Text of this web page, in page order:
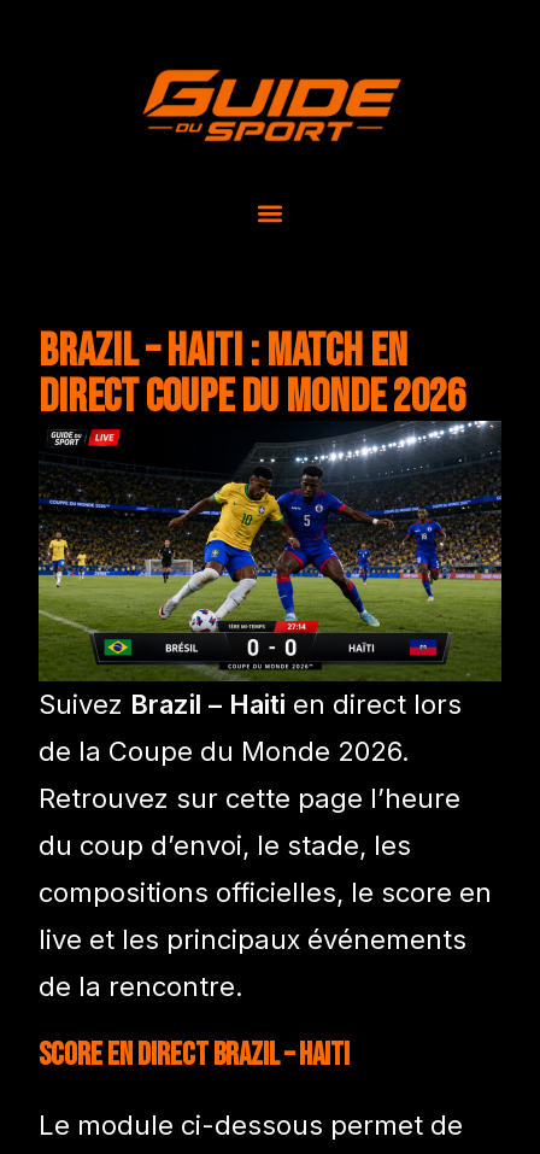
Brazil – Haiti : match en
direct Coupe du Monde 2026
Suivez Brazil – Haiti en direct lors
de la Coupe du Monde 2026.
Retrouvez sur cette page l’heure
du coup d’envoi, le stade, les
compositions officielles, le score en
live et les principaux événements
de la rencontre.
Score en direct Brazil – Haiti
Le module ci-dessous permet de